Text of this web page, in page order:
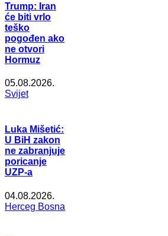
Trump: Iran
će biti vrlo
teško
pogođen ako
ne otvori
Hormuz
05.08.2026.
Svijet
Luka Mišetić:
U BiH zakon
ne zabranjuje
poricanje
UZP-a
04.08.2026.
Herceg Bosna